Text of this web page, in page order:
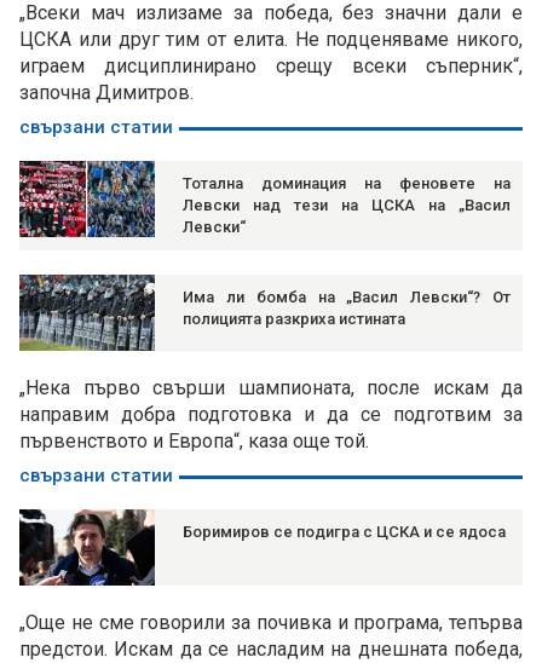
„Всеки мач излизаме за победа, без значни дали е
ЦСКА или друг тим от елита. Не подценяваме никого,
играем дисциплинирано срещу всеки съперник“,
започна Димитров.
свързани статии
Тотална доминация на феновете на
Левски над тези на ЦСКА на „Васил
Левски“
Има ли бомба на „Васил Левски“? От
полицията разкриха истината
„Нека първо свърши шампионата, после искам да
направим добра подготовка и да се подготвим за
първенството и Европа“, каза още той.
свързани статии
Боримиров се подигра с ЦСКА и се ядоса
„Още не сме говорили за почивка и програма, тепърва
предстои. Искам да се насладим на днешната победа,